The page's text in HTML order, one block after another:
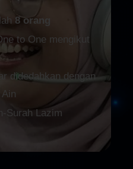
8 orang
to One mengikut
didedahkan dengan
Ain
Surah Lazim